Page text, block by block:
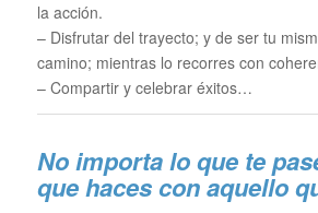
la acción.
– Disfrutar del trayecto; y de ser tu
camino; mientras lo recorres con
– Compartir y celebrar éxitos…
No importa lo que te
que haces con aquello